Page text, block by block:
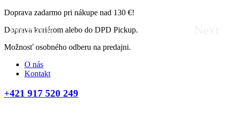
Doprava zadarmo pri nákupe nad 130 €!
Doprava kuriérom alebo do DPD Pickup.
Možnosť osobného odberu na predajni.
Previous
O nás
Kontakt
+421 917 520 249